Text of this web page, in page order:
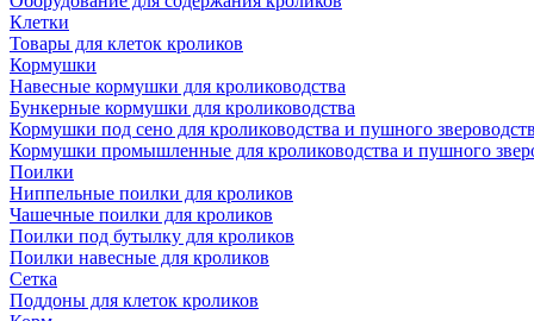
Клетки
Товары для клеток кроликов
Кормушки
Навесные кормушки для кролиководства
Бункерные кормушки для кролиководства
Кормушки под сено для кролиководства и пушного
Кормушки промышленные для кролиководства и пушного
Поилки
Ниппельные поилки для кроликов
Чашечные поилки для кроликов
Поилки под бутылку для кроликов
Поилки навесные для кроликов
Сетка
Поддоны для клеток кроликов